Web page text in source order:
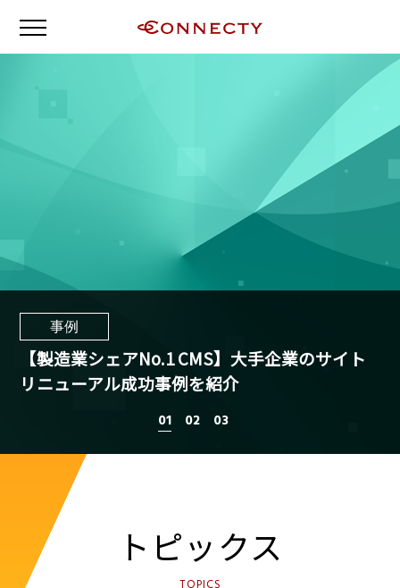
事例
【製造業シェアNo.1 CMS】大手企業のサイト
リニューアル成功事例を紹介
1 2 3
トピックス